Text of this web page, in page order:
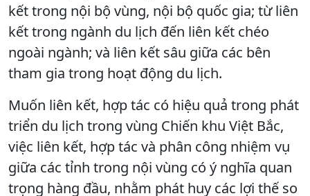
kết trong nội bộ vùng, nội bộ quốc gia; từ liên
kết trong ngành du lịch đến liên kết chéo
ngoài ngành; và liên kết sâu giữa các bên
tham gia trong hoạt động du lịch.
Muốn liên kết, hợp tác có hiệu quả trong phát
triển du lịch trong vùng Chiến khu Việt Bắc,
việc liên kết, hợp tác và phân công nhiệm vụ
giữa các tỉnh trong nội vùng có ý nghĩa quan
trọng hàng đầu, nhằm phát huy các lợi thế so